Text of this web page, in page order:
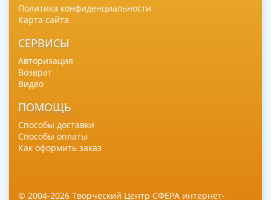
Политика конфиденциальности
Карта сайта
СЕРВИСЫ
Авторизация
Возврат
Видео
ПОМОЩЬ
Способы доставки
Способы оплаты
Как оформить заказ
© 2004-2026 Творческий Центр СФЕРА интернет-